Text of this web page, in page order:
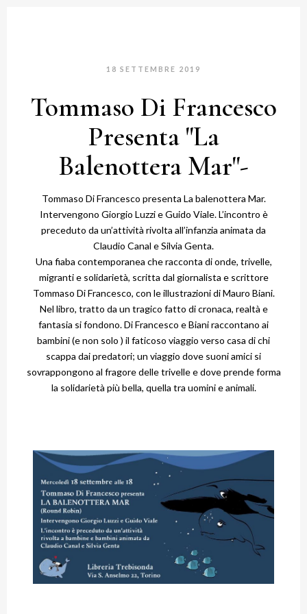
18 SETTEMBRE 2019
Tommaso Di Francesco
Presenta "La
Balenottera Mar"-
Tommaso Di Francesco presenta La balenottera Mar.
Intervengono Giorgio Luzzi e Guido Viale. L’incontro è
preceduto da un’attività rivolta all’infanzia animata da
Claudio Canal e Silvia Genta.
Una fiaba contemporanea che racconta di onde, trivelle,
migranti e solidarietà, scritta dal giornalista e scrittore
Tommaso Di Francesco, con le illustrazioni di Mauro Biani.
Nel libro, tratto da un tragico fatto di cronaca, realtà e
fantasia si fondono. Di Francesco e Biani raccontano ai
bambini (e non solo ) il faticoso viaggio verso casa di chi
scappa dai predatori; un viaggio dove suoni amici si
sovrappongono al fragore delle trivelle e dove prende forma
la solidarietà più bella, quella tra uomini e animali.